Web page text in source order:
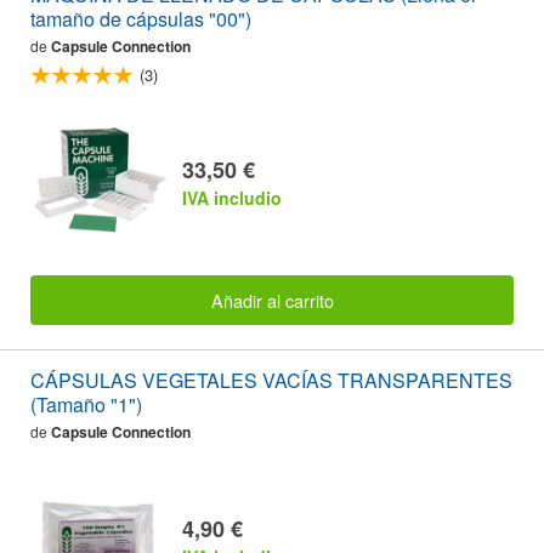
tamaño de cápsulas "00")
de Capsule Connection
(3)
33,50 €
IVA includio
Añadir al carrito
CÁPSULAS VEGETALES VACÍAS TRANSPARENTES
(Tamaño "1")
de Capsule Connection
4,90 €